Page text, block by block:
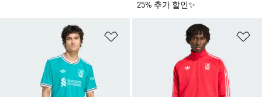
25% 추가 할인✨
위시리스트 담기